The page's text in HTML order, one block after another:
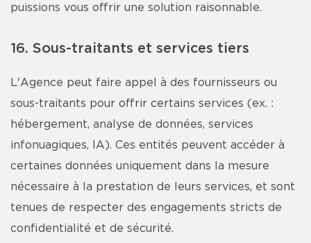
puissions vous offrir une solution raisonnable.
16. Sous-traitants et services tiers
L'Agence peut faire appel à des fournisseurs ou
sous-traitants pour offrir certains services (ex. :
hébergement, analyse de données, services
infonuagiques, IA). Ces entités peuvent accéder à
certaines données uniquement dans la mesure
nécessaire à la prestation de leurs services, et sont
tenues de respecter des engagements stricts de
confidentialité et de sécurité.